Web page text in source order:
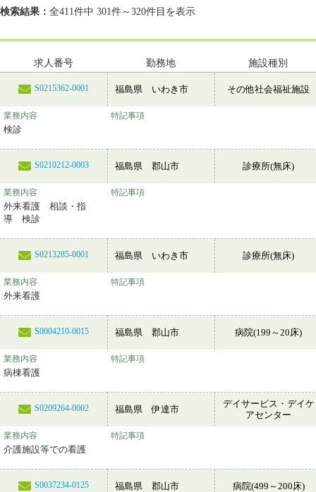
検索結果： 全411件中 301件～320件目を表示
求人番号 勤務地 施設種別
S0215362-0001 福島県 いわき市 その他社会福祉施設
業務内容
検診
特記事項
S0210212-0003 福島県 郡山市 診療所(無床)
業務内容
外来看護 相談・指
導 検診
特記事項
S0213285-0001 福島県 いわき市 診療所(無床)
業務内容
外来看護
特記事項
S0004210-0015 福島県 郡山市 病院(199～20床)
業務内容
病棟看護
特記事項
S0209264-0002 福島県 伊達市
デイサービス・デイケ
アセンター
業務内容
介護施設等での看護
特記事項
S0037234-0125 福島県 郡山市 病院(499～200床)